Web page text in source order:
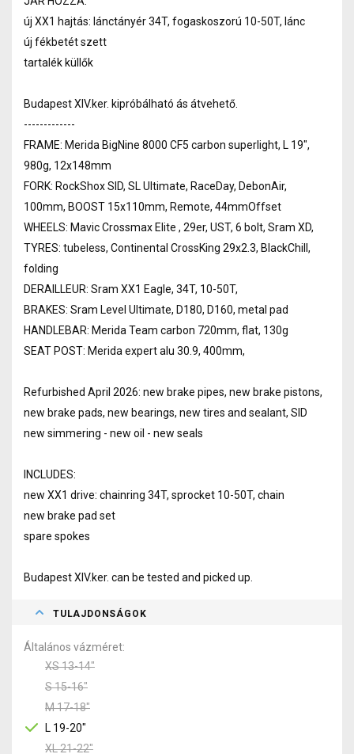
új XX1 hajtás: lánctányér 34T, fogaskoszorú 10-50T, lánc
új fékbetét szett
tartalék küllők
Budapest XIV.ker. kipróbálható ás átvehető.
-------------
FRAME: Merida BigNine 8000 CF5 carbon superlight, L 19",
980g, 12x148mm
FORK: RockShox SID, SL Ultimate, RaceDay, DebonAir,
100mm, BOOST 15x110mm, Remote, 44mmOffset
WHEELS: Mavic Crossmax Elite , 29er, UST, 6 bolt, Sram XD,
TYRES: tubeless, Continental CrossKing 29x2.3, BlackChill,
folding
DERAILLEUR: Sram XX1 Eagle, 34T, 10-50T,
BRAKES: Sram Level Ultimate, D180, D160, metal pad
HANDLEBAR: Merida Team carbon 720mm, flat, 130g
SEAT POST: Merida expert alu 30.9, 400mm,
Refurbished April 2026: new brake pipes, new brake pistons,
new brake pads, new bearings, new tires and sealant, SID
new simmering - new oil - new seals
INCLUDES:
new XX1 drive: chainring 34T, sprocket 10-50T, chain
new brake pad set
spare spokes
Budapest XIV.ker. can be tested and picked up.
TULAJDONSÁGOK
Általános vázméret
XS 13-14"
S 15-16"
M 17-18"
L 19-20"
XL 21-22"